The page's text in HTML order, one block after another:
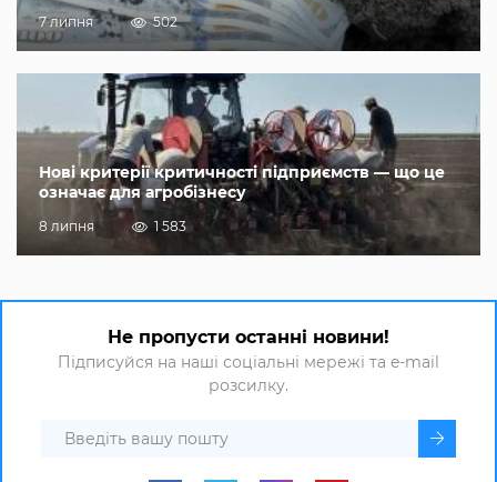
7 липня 502
Нові критерії критичності підприємств — що це
означає для агробізнесу
8 липня 1 583
Не пропусти останні новини!
Підписуйся на наші соціальні мережі та e-mail
розсилку.